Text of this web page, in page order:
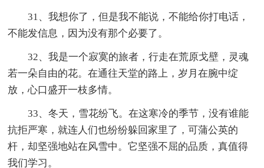
31、我想你了，但是我不能说，不能给你打电话，
不能发信息，因为没有那个必要了。
32、我是一个寂寞的旅者，行走在荒原戈壁，灵魂
若一朵自由的花。在通往天堂的路上，岁月在腕中绽
放，心口盛开一枝多情。
33、冬天，雪花纷飞。在这寒冷的季节，没有谁能
抗拒严寒，就连人们也纷纷躲回家里了，可蒲公英的
杆，却坚强地站在风雪中。它坚强不屈的品质，真值得
我们学习。